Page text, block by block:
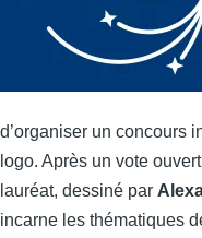
d’organiser un concours
logo. Après un vote
lauréat, dessiné par
incarne les thématiques